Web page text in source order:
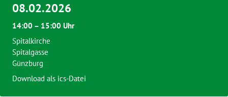
08.02.2026
14:00 – 15:00 Uhr
Spitalkirche
Spitalgasse
Günzburg
Download als ics-Datei